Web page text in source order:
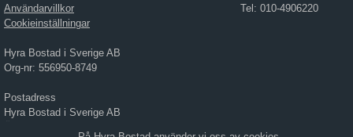
Tel: 010-4906220
Användarvillkor
Cookieinställningar
Hyra Bostad i Sverige AB
Org-nr: 556950-8749
Postadress
Hyra Bostad i Sverige AB